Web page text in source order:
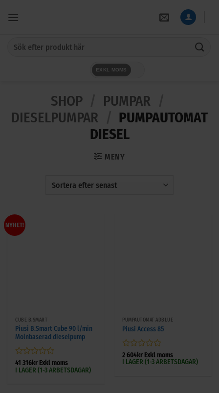
EXKL MOMS
SHOP PUMPAR
DIESELPUMPAR
PUMPAUTOMAT
DIESEL
MENY
NYHET!
CUBE B.SMART
Piusi B.Smart Cube 90 l/min
Molnbaserad dieselpump
Betygsatt
0
41 316kr Exkl moms
I LAGER (1-3 ARBETSDAGAR)
PUMPAUTOMAT ADBLUE
Piusi Access 85
Betygsatt
2 604kr Exkl moms
I LAGER (1-3 ARBETSDAGAR)